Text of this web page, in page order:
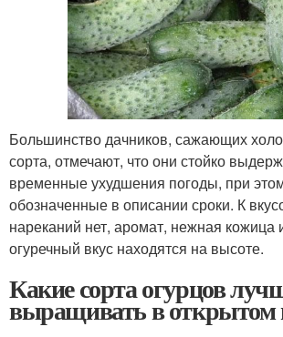
Большинство дачников, сажающих
сорта, отмечают, что они стойко
временные ухудшения погоды, при
обозначенные в описании сроки. К
нареканий нет, аромат, нежная кожица
огуречный вкус находятся на высоте.
Какие сорта огурцов
выращивать в открытом